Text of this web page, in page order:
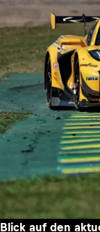
Blick auf den